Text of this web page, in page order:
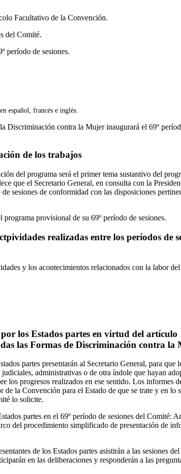
Facultativo de la Convención.
del Comité.
período de sesiones.
español, francés e inglés.
Discriminación contra la Mujer inaugurará el 69º
de los trabajos
del programa será el primer tema sustantivo del
que el Secretario General, en consulta con la
sesiones de conformidad con las disposiciones
provisional de su 69º período de sesiones.
realizadas entre los períodos de
y los acontecimientos relacionados con la labor
los Estados partes en virtud del artículo
las Formas de Discriminación contra la
partes presentarán al Secretario General, para que
administrativas o de otra índole que hayan
los progresos realizados en ese sentido. Los informes
de la Convención para el Estado de que se trate y en lo
lo solicite.
partes en el 69º período de sesiones del Comité:
del procedimiento simplificado de presentación de
de los Estados partes asistirán a las sesiones
en las deliberaciones y responderán a las